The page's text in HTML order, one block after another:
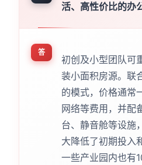
活、高性价比的办
答
初创及小型团队可
装小面积房源。联
的模式，价格通常
网络等费用，并配
台、静音舱等设施
大降低了初期投入
一些产业园内也有